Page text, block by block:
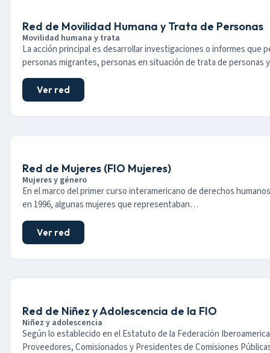
Red de Movilidad Humana y Trata de Personas
Movilidad humana y trata
La acción principal es desarrollar investigaciones o informes que
personas migrantes, personas en situación de trata de personas
Ver red
Red de Mujeres (FIO Mujeres)
Mujeres y género
En el marco del primer curso interamericano de derechos
en 1996, algunas mujeres que representaban…
Ver red
Red de Niñez y Adolescencia de la FIO
Niñez y adolescencia
Según lo establecido en el Estatuto de la Federación
Proveedores, Comisionados y Presidentes de Comisiones